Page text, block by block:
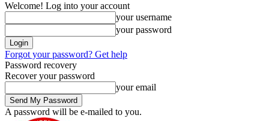
Welcome! Log into your account
your username
your password
Forgot your password? Get help
Password recovery
Recover your password
your email
A password will be e-mailed to you.